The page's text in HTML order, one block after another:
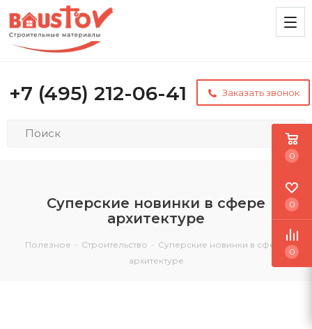
+7 (495) 212-06-41 Заказать звонок
Суперские новинки в сфере
архитектуре
Полезное - Строительство - Суперские новинки в сфере
архитектуре
0
0
0